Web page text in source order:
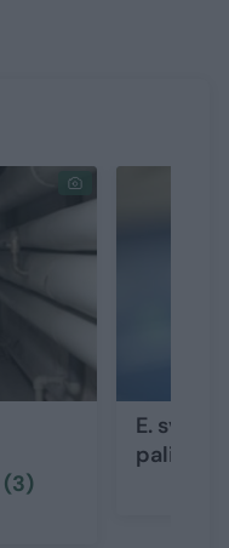
(3)
E.
palies